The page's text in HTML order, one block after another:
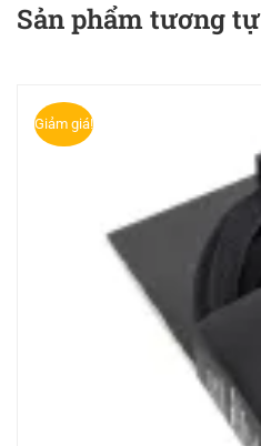
Sản phẩm tương tự
Giảm giá!